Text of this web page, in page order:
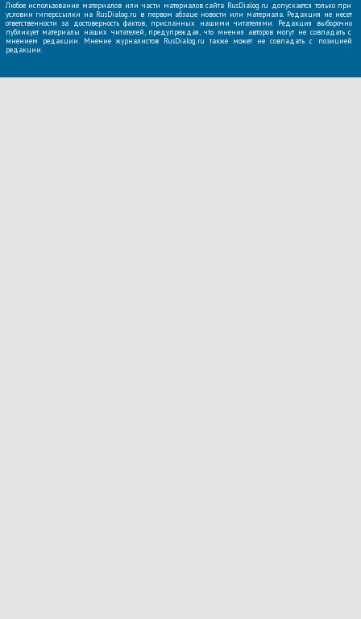
Любое использование материалов или части материалов сайта RusDialog.ru допускается только при
условии гиперссылки на RusDialog.ru в первом абзаце новости или материала. Редакция не несет
ответственности за достоверность фактов, присланных нашими читателями. Редакция выборочно
публикует материалы наших читателей, предупреждая, что мнения авторов могут не совпадать с
мнением редакции. Мнение журналистов RusDialog.ru также может не совпадать с позицией
редакции.